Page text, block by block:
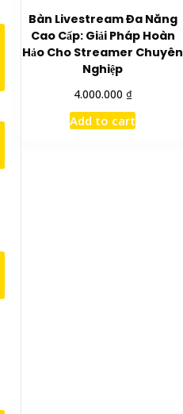
Bàn Livestream Đa Năng
Cao Cấp: Giải Pháp Hoàn
Hảo Cho Streamer Chuyên
Nghiệp
4.000.000 ₫
Add to cart